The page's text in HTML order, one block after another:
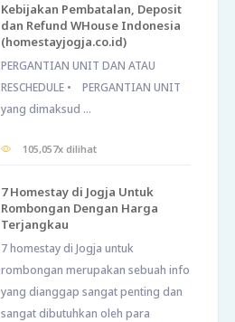
Kebijakan Pembatalan, Deposit
dan Refund WHouse Indonesia
(homestayjogja.co.id)
PERGANTIAN UNIT DAN ATAU
RESCHEDULE • PERGANTIAN UNIT
yang dimaksud ...
105,057x dilihat
7 Homestay di Jogja Untuk
Rombongan Dengan Harga
Terjangkau
7 homestay di Jogja untuk
rombongan merupakan sebuah info
yang dianggap sangat penting dan
sangat dibutuhkan oleh para